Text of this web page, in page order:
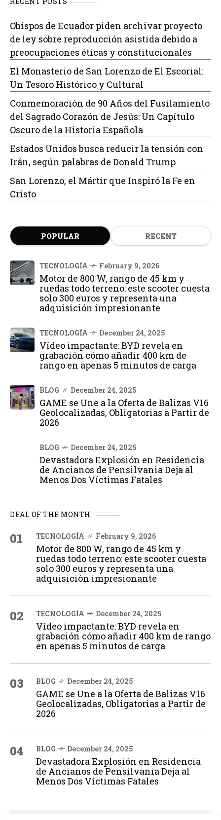
Obispos de Ecuador piden archivar proyecto
de ley sobre reproducción asistida debido a
preocupaciones éticas y constitucionales
El Monasterio de San Lorenzo de El Escorial:
Un Tesoro Histórico y Cultural
Conmemoración de 90 Años del Fusilamiento
del Sagrado Corazón de Jesús: Un Capítulo
Oscuro de la Historia Española
Estados Unidos busca reducir la tensión con
Irán, según palabras de Donald Trump
San Lorenzo, el Mártir que Inspiró la Fe en
Cristo
POPULAR RECENT
TECNOLOGÍA February 9, 2026
Motor de 800 W, rango de 45 km y
ruedas todo terreno: este scooter cuesta
solo 300 euros y representa una
adquisición impresionante
TECNOLOGÍA December 24, 2025
Vídeo impactante: BYD revela en
grabación cómo añadir 400 km de
rango en apenas 5 minutos de carga
BLOG December 24, 2025
GAME se Une a la Oferta de Balizas V16
Geolocalizadas, Obligatorias a Partir de
2026
BLOG December 24, 2025
Devastadora Explosión en Residencia
de Ancianos de Pensilvania Deja al
Menos Dos Víctimas Fatales
DEAL OF THE MONTH
01 TECNOLOGÍA February 9, 2026
Motor de 800 W, rango de 45 km y
ruedas todo terreno: este scooter cuesta
solo 300 euros y representa una
adquisición impresionante
02 TECNOLOGÍA December 24, 2025
Vídeo impactante: BYD revela en
grabación cómo añadir 400 km de rango
en apenas 5 minutos de carga
03 BLOG December 24, 2025
GAME se Une a la Oferta de Balizas V16
Geolocalizadas, Obligatorias a Partir de
2026
04 BLOG December 24, 2025
Devastadora Explosión en Residencia
de Ancianos de Pensilvania Deja al
Menos Dos Víctimas Fatales